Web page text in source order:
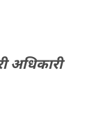
अधिकारी